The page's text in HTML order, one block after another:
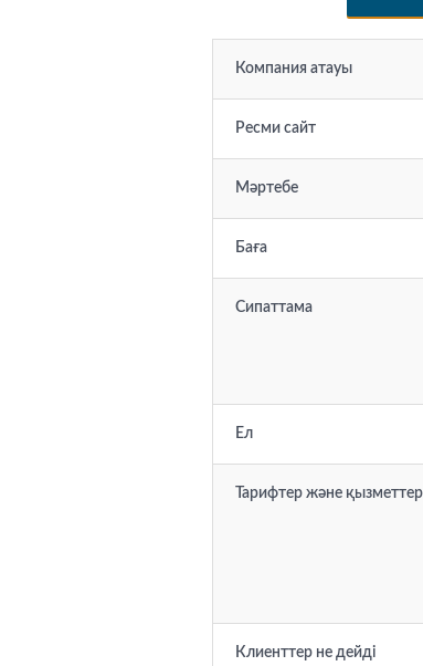
Компания атауы
Ресми сайт
Мәртебе
Баға
Сипаттама
Ел
Тарифтер және қызметтер
Клиенттер не дейді